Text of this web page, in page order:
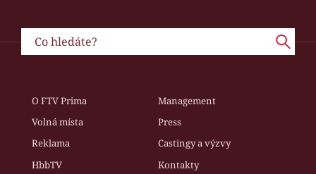
O FTV Prima
Management
Volná místa
Press
Reklama
Castingy a výzvy
HbbTV
Kontakty